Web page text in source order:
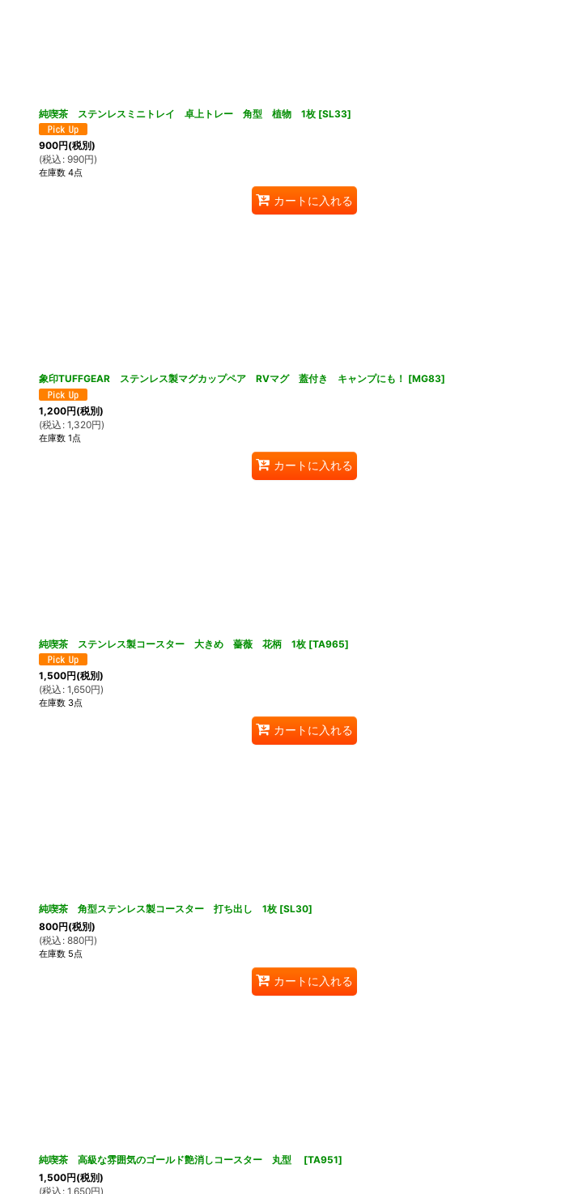
純喫茶 ステンレスミニトレイ 卓上トレー 角型 植物 1枚 [SL33]
900円(税別)
(税込 : 990円)
在庫数 4点
カートに入れる
象印TUFFGEAR ステンレス製マグカップペア RVマグ 蓋付き キャンプにも！ [MG83]
1,200円(税別)
(税込 : 1,320円)
在庫数 1点
カートに入れる
純喫茶 ステンレス製コースター 大きめ 薔薇 花柄 1枚 [TA965]
1,500円(税別)
(税込 : 1,650円)
在庫数 3点
カートに入れる
純喫茶 角型ステンレス製コースター 打ち出し 1枚 [SL30]
800円(税別)
(税込 : 880円)
在庫数 5点
カートに入れる
純喫茶 高級な雰囲気のゴールド艶消しコースター 丸型 [TA951]
1,500円(税別)
(税込 : 1,650円)